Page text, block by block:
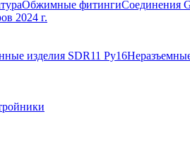
Обжимные фитингиСоединения
2024 г.
изделия SDR11 Ру16